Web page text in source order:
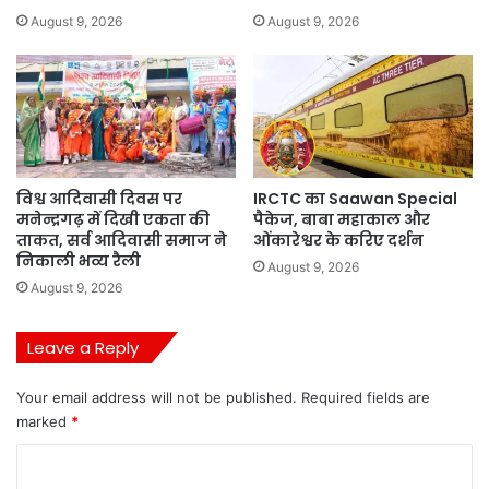
August 9, 2026 August 9, 2026
विश्व आदिवासी दिवस पर
मनेन्द्रगढ़ में दिखी एकता की
ताकत, सर्व आदिवासी समाज ने
निकाली भव्य रैली
August 9, 2026
IRCTC का Saawan Special
पैकेज, बाबा महाकाल और
ओंकारेश्वर के करिए दर्शन
August 9, 2026
Leave a Reply
Your email address will not be published. Required fields are
marked *